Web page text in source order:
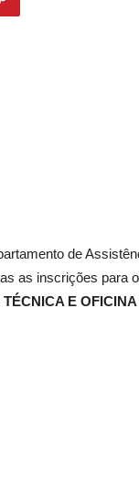
de
as inscrições para
E